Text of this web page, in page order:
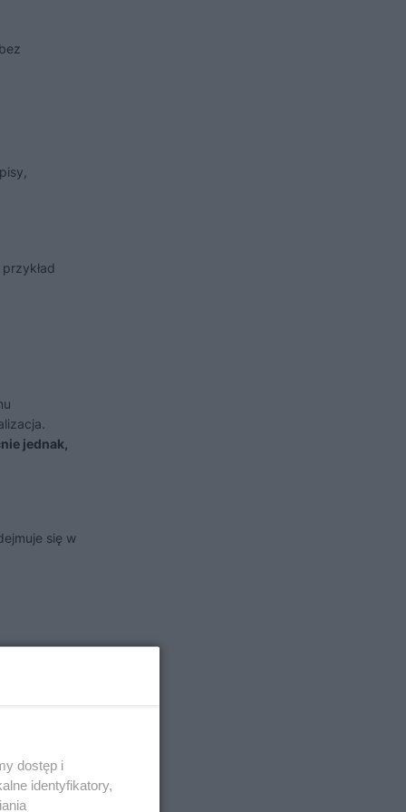
jednak,
się w
dostęp i
identyfikatory,